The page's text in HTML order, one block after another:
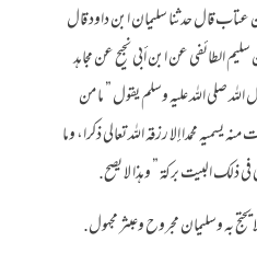
عتاب قال حدثنا سليمان ابن داود قال
الطائفي عن ابن أبي نجيح عن مجاهد
صلى الله عليه وسلم يقول ” ما من
محمدا إلا رزقه الله تعالى ذكرا، وما
في ذلك البيت بركة ” وهذا لا يصح.
به وسليمان مجروح وعبثر مجهول.